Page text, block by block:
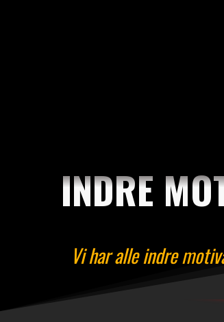
INDRE
Vi har alle indre